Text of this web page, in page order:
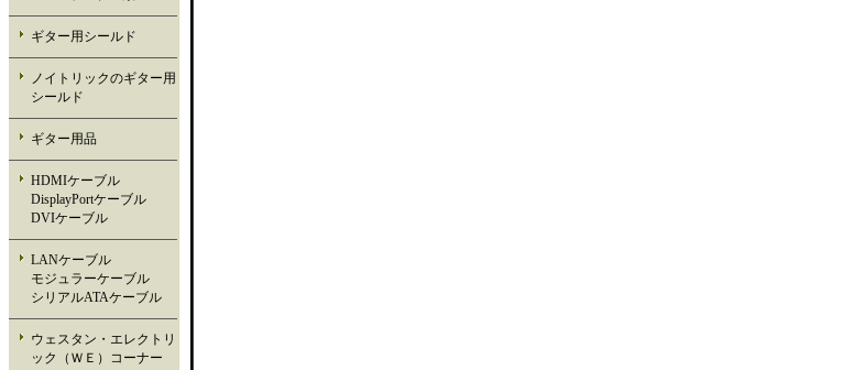
ギター用シールド
ノイトリックのギター用
シールド
ギター用品
HDMIケーブル
DisplayPortケーブル
DVIケーブル
LANケーブル
モジュラーケーブル
シリアルATAケーブル
ウェスタン・エレクトリ
ック（ＷＥ）コーナー